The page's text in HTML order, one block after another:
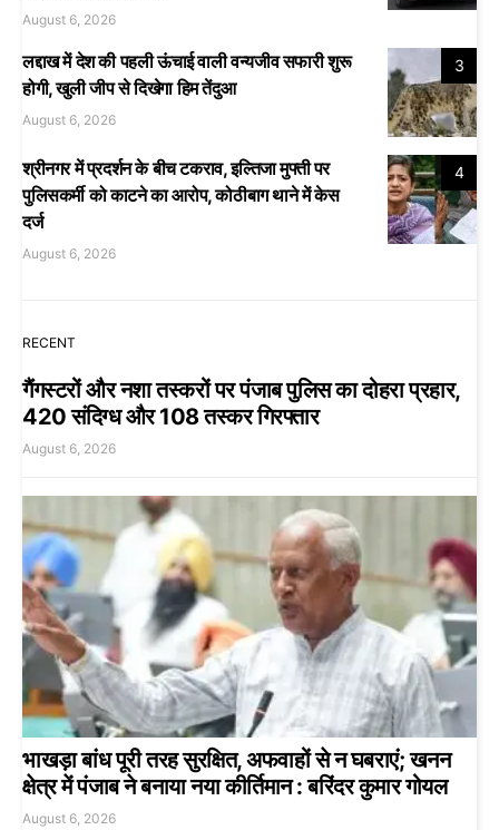
August 6, 2026
3
लद्दाख में देश की पहली ऊंचाई वाली वन्यजीव सफारी शुरू
होगी, खुली जीप से दिखेगा हिम तेंदुआ
August 6, 2026
4
श्रीनगर में प्रदर्शन के बीच टकराव, इल्तिजा मुफ्ती पर
पुलिसकर्मी को काटने का आरोप, कोठीबाग थाने में केस
दर्ज
August 6, 2026
RECENT
गैंगस्टरों और नशा तस्करों पर पंजाब पुलिस का दोहरा प्रहार,
420 संदिग्ध और 108 तस्कर गिरफ्तार
August 6, 2026
भाखड़ा बांध पूरी तरह सुरक्षित, अफवाहों से न घबराएं; खनन
क्षेत्र में पंजाब ने बनाया नया कीर्तिमान : बरिंदर कुमार गोयल
August 6, 2026